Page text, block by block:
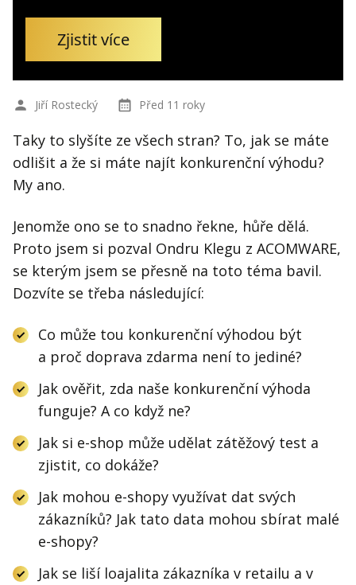
Zjistit více
Jiří Rostecký Před 11 roky
Taky to slyšíte ze všech stran? To, jak se máte
odlišit a že si máte najít konkurenční výhodu?
My ano.
Jenomže ono se to snadno řekne, hůře dělá.
Proto jsem si pozval Ondru Klegu z ACOMWARE,
se kterým jsem se přesně na toto téma bavil.
Dozvíte se třeba následující:
Co může tou konkurenční výhodou být
a proč doprava zdarma není to jediné?
Jak ověřit, zda naše konkurenční výhoda
funguje? A co když ne?
Jak si e-shop může udělat zátěžový test a
zjistit, co dokáže?
Jak mohou e-shopy využívat dat svých
zákazníků? Jak tato data mohou sbírat malé
e-shopy?
Jak se liší loajalita zákazníka v retailu a v